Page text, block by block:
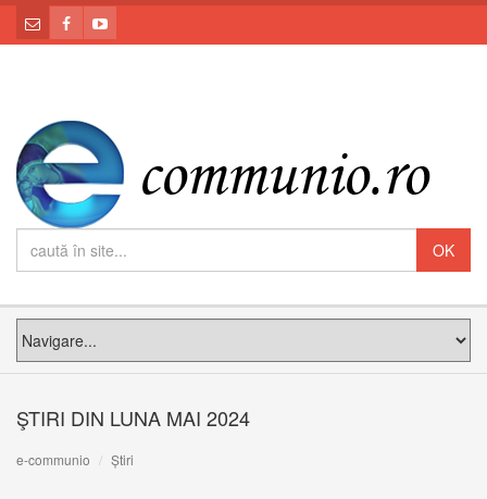
ŞTIRI DIN LUNA MAI 2024
e-communio Știri